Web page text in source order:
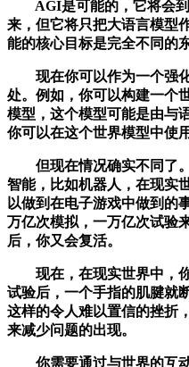
AGI是可能的，它将会到
来，但它将只把大语言模型
能的核心目标是完全不同的
现在你可以作为一个强化
处。例如，你可以构建一个
模型，这个模型可能是由与
你可以在这个世界模型中使
但现在情况确实不同了。
智能，比如机器人，在现实
以做到在电子游戏中做到的
万亿次模拟，一万亿次试验
后，你又会复活。
现在，在现实世界中，你
试验后，一个手指的肌腱就
这样的令人难以置信的挫折
来减少问题的出现。
你需要通过与世界的互动